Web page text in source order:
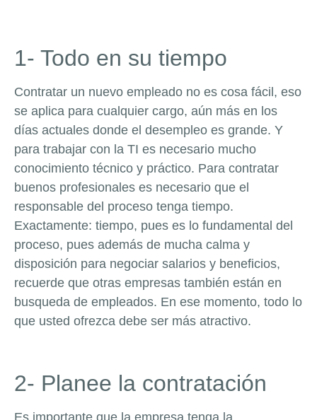
1- Todo en su tiempo
Contratar un nuevo empleado no es cosa fácil, eso
se aplica para cualquier cargo, aún más en los
días actuales donde el desempleo es grande. Y
para trabajar con la TI es necesario mucho
conocimiento técnico y práctico. Para contratar
buenos profesionales es necesario que el
responsable del proceso tenga tiempo.
Exactamente: tiempo, pues es lo fundamental del
proceso, pues además de mucha calma y
disposición para negociar salarios y beneficios,
recuerde que otras empresas también están en
busqueda de empleados. En ese momento, todo lo
que usted ofrezca debe ser más atractivo.
2- Planee la contratación